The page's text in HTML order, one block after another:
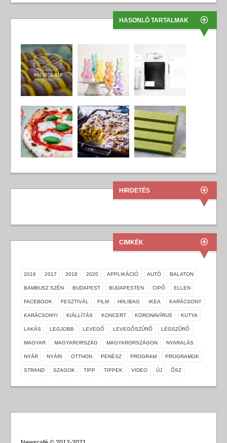
HASONLÓ TARTALMAK
HIRDETÉS
CIMKÉK
2016 2017 2018 2020 APPLIKÁCIÓ AUTÓ BALATON
BAMBUSZ SZÉN BUDAPEST BUDAPESTEN CIPŐ ELLEN
FACEBOOK FESZTIVÁL FILM HIILIBAG IKEA KARÁCSONY
KARÁCSONYI KIÁLLÍTÁS KONCERT KORONAVÍRUS KUTYA
LAKÁS LEGJOBB LEVEGŐ LEVEGŐSZŰRŐ LÉGSZŰRŐ
MAGYAR MAGYARORSZÁG MAGYARORSZÁGON NYARALÁS
NYÁR NYÁRI OTTHON PENÉSZ PROGRAM PROGRAMOK
STRAND SZAGOK TIPP TIPPEK VIDEO ÚJ ŐSZ